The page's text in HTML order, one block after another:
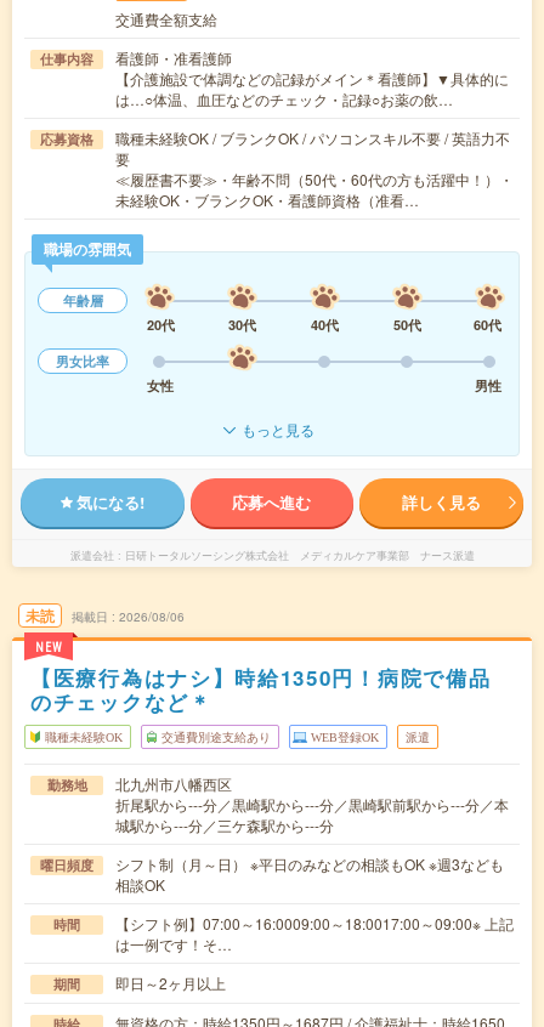
交通費全額支給
仕事内容
看護師・准看護師
【介護施設で体調などの記録がメイン＊看護師】▼具体的に
は…○体温、血圧などのチェック・記録○お薬の飲…
応募資格
職種未経験OK / ブランクOK / パソコンスキル不要 / 英語力不
要
≪履歴書不要≫・年齢不問（50代・60代の方も活躍中！）・
未経験OK・ブランクOK・看護師資格（准看…
職場の雰囲気
年齢層
20代
30代 40代 50代
60代
男女比率
女性
男性
もっと見る
気になる! 応募へ進む 詳しく見る
派遣会社 日研トータルソーシング株式会社 メディカルケア事業部 ナース派遣
未読
NEW
掲載日 2026/08/06
【医療行為はナシ】時給1350円！病院で備品
のチェックなど＊
職種未経験OK 交通費別途支給あり WEB登録OK 派遣
勤務地
北九州市八幡西区
折尾駅から---分／黒崎駅から---分／黒崎駅前駅から---分／本
城駅から---分／三ケ森駅から---分
曜日頻度
シフト制（月～日） ※平日のみなどの相談もOK ※週3なども
相談OK
時間
【シフト例】07:00～16:0009:00～18:0017:00～09:00※ 上記
は一例です！そ…
期間 即日～2ヶ月以上
無資格の方：時給1350円～1687円 / 介護福祉士：時給1650